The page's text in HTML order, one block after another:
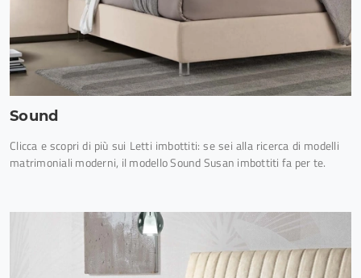
Sound
Clicca e scopri di più sui Letti imbottiti: se sei alla ricerca di modelli
matrimoniali moderni, il modello Sound Susan imbottiti fa per te.